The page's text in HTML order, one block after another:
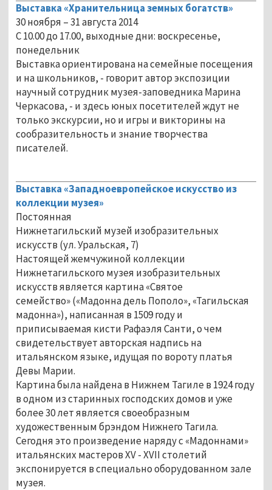
Выставка «Хранительница земных богатств»
30 ноября – 31 августа 2014
С 10.00 до 17.00, выходные дни: воскресенье,
понедельник
Выставка ориентирована на семейные посещения
и на школьников, - говорит автор экспозиции
научный сотрудник музея-заповедника Марина
Черкасова, - и здесь юных посетителей ждут не
только экскурсии, но и игры и викторины на
сообразительность и знание творчества
писателей.
Выставка «Западноевропейское искусство из
коллекции музея»
Постоянная
Нижнетагильский музей изобразительных
искусств (ул. Уральская, 7)
Настоящей жемчужиной коллекции
Нижнетагильского музея изобразительных
искусств является картина «Святое
семейство» («Мадонна дель Пополо», «Тагильская
мадонна»), написанная в 1509 году и
приписываемая кисти Рафаэля Санти, о чем
свидетельствует авторская надпись на
итальянском языке, идущая по вороту платья
Девы Марии.
Картина была найдена в Нижнем Тагиле в 1924 году
в одном из старинных господских домов и уже
более 30 лет является своеобразным
художественным брэндом Нижнего Тагила.
Сегодня это произведение наряду с «Мадоннами»
итальянских мастеров XV - XVII столетий
экспонируется в специально оборудованном зале
музея.